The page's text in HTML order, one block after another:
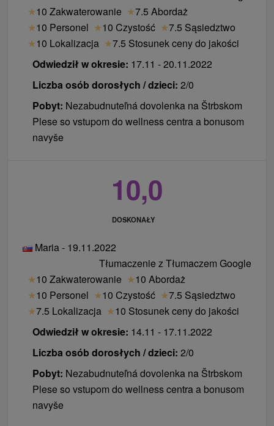
★10 Zakwaterowanie ★7.5 Abordaż
★10 Personel ★10 Czystość ★7.5 Sąsiedztwo
★10 Lokalizacja ★7.5 Stosunek ceny do jakości
Odwiedził w okresie: 17.11 - 20.11.2022
Liczba osób dorosłych / dzieci: 2/0
Pobyt: Nezabudnuteľná dovolenka na Štrbskom
Plese so vstupom do wellness centra a bonusom
navyše
10,0
DOSKONAŁY
Maria - 19.11.2022
Tłumaczenie z Tłumaczem Google
★10 Zakwaterowanie ★10 Abordaż
★10 Personel ★10 Czystość ★7.5 Sąsiedztwo
★7.5 Lokalizacja ★10 Stosunek ceny do jakości
Odwiedził w okresie: 14.11 - 17.11.2022
Liczba osób dorosłych / dzieci: 2/0
Pobyt: Nezabudnuteľná dovolenka na Štrbskom
Plese so vstupom do wellness centra a bonusom
navyše